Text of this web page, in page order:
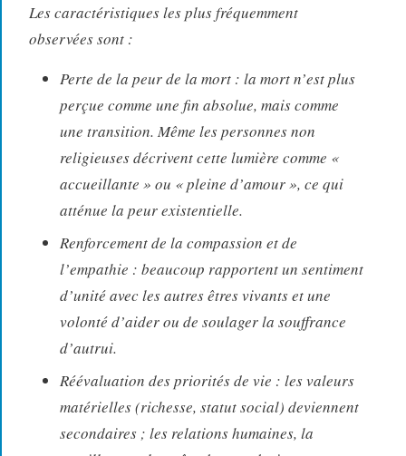
Les caractéristiques les plus fréquemment
observées sont :
Perte de la peur de la mort : la mort n’est plus
perçue comme une fin absolue, mais comme
une transition. Même les personnes non
religieuses décrivent cette lumière comme «
accueillante » ou « pleine d’amour », ce qui
atténue la peur existentielle.
Renforcement de la compassion et de
l’empathie : beaucoup rapportent un sentiment
d’unité avec les autres êtres vivants et une
volonté d’aider ou de soulager la souffrance
d’autrui.
Réévaluation des priorités de vie : les valeurs
matérielles (richesse, statut social) deviennent
secondaires ; les relations humaines, la